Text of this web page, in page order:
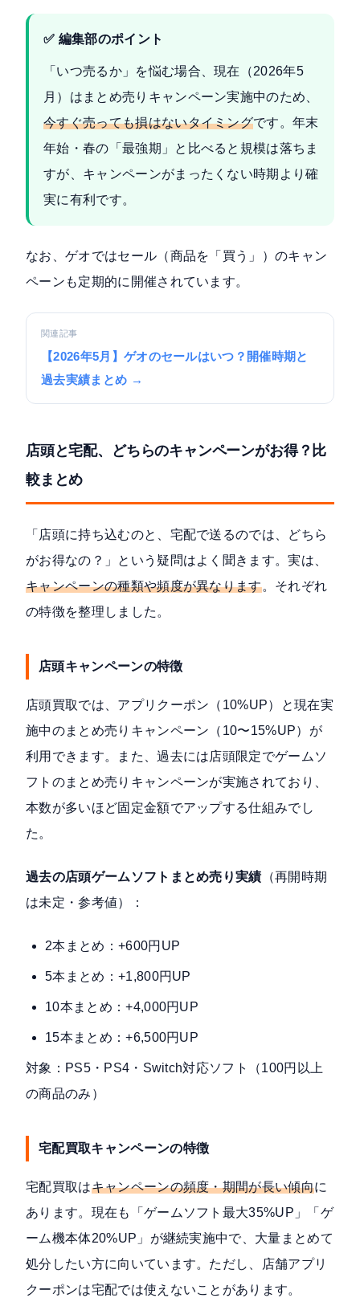
✅ 編集部のポイント
「いつ売るか」を悩む場合、現在（2026年5
月）はまとめ売りキャンペーン実施中のため、
今すぐ売っても損はないタイミングです。年末
年始・春の「最強期」と比べると規模は落ちま
すが、キャンペーンがまったくない時期より確
実に有利です。
なお、ゲオではセール（商品を「買う」）のキャン
ペーンも定期的に開催されています。
関連記事
【2026年5月】ゲオのセールはいつ？開催時期と
過去実績まとめ →
店頭と宅配、どちらのキャンペーンがお得？比
較まとめ
「店頭に持ち込むのと、宅配で送るのでは、どちら
がお得なの？」という疑問はよく聞きます。実は、
キャンペーンの種類や頻度が異なります。それぞれ
の特徴を整理しました。
店頭キャンペーンの特徴
店頭買取では、アプリクーポン（10%UP）と現在実
施中のまとめ売りキャンペーン（10〜15%UP）が
利用できます。また、過去には店頭限定でゲームソ
フトのまとめ売りキャンペーンが実施されており、
本数が多いほど固定金額でアップする仕組みでし
た。
過去の店頭ゲームソフトまとめ売り実績 （再開時期
は未定・参考値）：
2本まとめ：+600円UP
5本まとめ：+1,800円UP
10本まとめ：+4,000円UP
15本まとめ：+6,500円UP
対象：PS5・PS4・Switch対応ソフト（100円以上
の商品のみ）
宅配買取キャンペーンの特徴
宅配買取はキャンペーンの頻度・期間が長い傾向に
あります。現在も「ゲームソフト最大35%UP」「ゲ
ーム機本体20%UP」が継続実施中で、大量まとめて
処分したい方に向いています。ただし、店舗アプリ
クーポンは宅配では使えないことがあります。